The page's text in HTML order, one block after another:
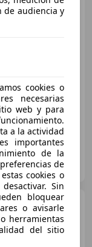
130
kW (131 CV)
1.2 PureTech
de audiencia y
cookies o
necesarias
web y para
a la actividad
importantes
de la
de
cookies o
Sin
bloquear
o avisarle
herramientas
del sitio